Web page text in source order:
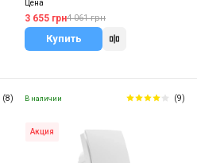
Цена
3 655 грн4 061 грн
Купить
(8) В наличии (9)
Акция